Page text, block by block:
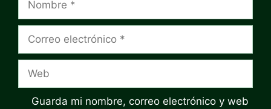
electrónico
Guarda mi nombre, correo electrónico y web